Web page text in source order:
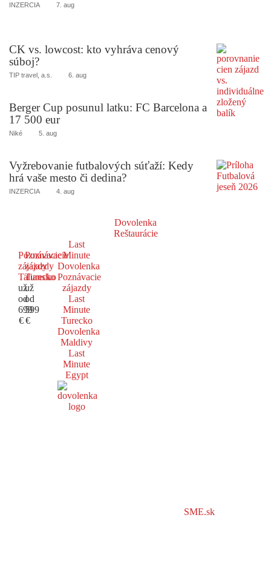
INZERCIA 7. aug
CK vs. lowcost: kto vyhráva cenový
súboj?
TIP travel, a.s. 6. aug
Berger Cup posunul latku: FC Barcelona a
17 500 eur
Niké 5. aug
Vyžrebovanie futbalových súťaží: Kedy
hrá vaše mesto či dedina?
INZERCIA 4. aug
Dovolenka
Reštaurácie
Poznávacie
zájazdy
Taliansko
už
od
699
€
Poznávacie
zájazdy
Turecko
už
od
599
€
Last
Minute
Dovolenka
Poznávacie
zájazdy
Last
Minute
Turecko
Dovolenka
Maldivy
Last
Minute
Egypt
SME.sk